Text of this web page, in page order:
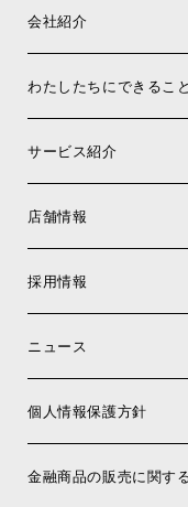
会社紹介
わたしたちにできること
サービス紹介
店舗情報
採用情報
ニュース
個人情報保護方針
金融商品の販売に関す